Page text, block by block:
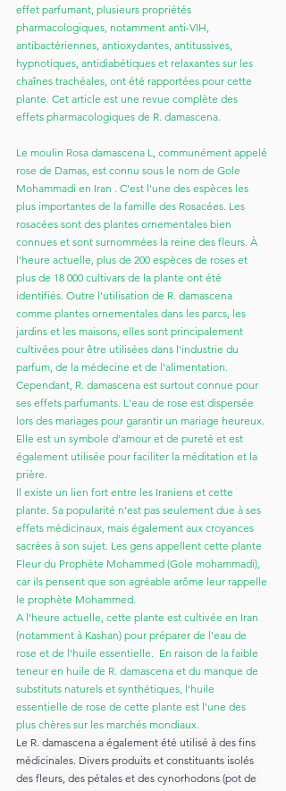
effet parfumant, plusieurs propriétés
pharmacologiques, notamment anti-VIH,
antibactériennes, antioxydantes, antitussives,
hypnotiques, antidiabétiques et relaxantes sur les
chaînes trachéales, ont été rapportées pour cette
plante. Cet article est une revue complète des
effets pharmacologiques de R. damascena.
Le moulin Rosa damascena L, communément appelé
rose de Damas, est connu sous le nom de Gole
Mohammadi en Iran . C'est l'une des espèces les
plus importantes de la famille des Rosacées. Les
rosacées sont des plantes ornementales bien
connues et sont surnommées la reine des fleurs. À
l'heure actuelle, plus de 200 espèces de roses et
plus de 18 000 cultivars de la plante ont été
identifiés. Outre l'utilisation de R. damascena
comme plantes ornementales dans les parcs, les
jardins et les maisons, elles sont principalement
cultivées pour être utilisées dans l'industrie du
parfum, de la médecine et de l'alimentation.
Cependant, R. damascena est surtout connue pour
ses effets parfumants. L'eau de rose est dispersée
lors des mariages pour garantir un mariage heureux.
Elle est un symbole d'amour et de pureté et est
également utilisée pour faciliter la méditation et la
prière.
Il existe un lien fort entre les Iraniens et cette
plante. Sa popularité n’est pas seulement due à ses
effets médicinaux, mais également aux croyances
sacrées à son sujet. Les gens appellent cette plante
Fleur du Prophète Mohammed (Gole mohammadi),
car ils pensent que son agréable arôme leur rappelle
le prophète Mohammed.
A l'heure actuelle, cette plante est cultivée en Iran
(notamment à Kashan) pour préparer de l'eau de
rose et de l'huile essentielle.  En raison de la faible
teneur en huile de R. damascena et du manque de
substituts naturels et synthétiques, l'huile
essentielle de rose de cette plante est l'une des
plus chères sur les marchés mondiaux.
Le R. damascena a également été utilisé à des fins
médicinales. Divers produits et constituants isolés
des fleurs, des pétales et des cynorhodons (pot de